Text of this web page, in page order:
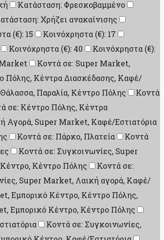
Κατάσταση: Φρεσκοβαμμένο
Χρήζει ανακαίνισης
(€): 15
Κοινόχρηστα (€): 17
Κοινόχρηστα (€): 40
Κοινόχρηστα (€):
Κοντά σε: Super Market,
Πόλης, Κέντρα Διασκέδασης, Καφέ/
Παραλία, Κέντρο Πόλης
Κοντά
σε: Κέντρο Πόλης, Κέντρα
Αγορά, Super Market, Καφέ/Εστιατόρια
Κοντά σε: Πάρκο, Πλατεία
Κοντά
Κοντά σε: Συγκοινωνίες, Super
Κέντρο Πόλης
Κοντά σε:
Super Market, Λαική αγορά, Καφέ/
Εμπορικό Κέντρο, Κέντρο Πόλης,
Εμπορικό Κέντρο, Κέντρο Πόλης
Κοντά σε: Συγκοινωνίες,